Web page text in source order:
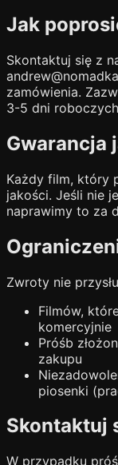
Jak
Skontaktuj się z
zamówienia.
3-5 dni
Gwarancja
Każdy film, który
jakości. Jeśli nie
naprawimy to za
Zwroty nie
Filmów,
komercyjnie
Próśb
zakupu
piosenki
Skontaktuj
W przypadku